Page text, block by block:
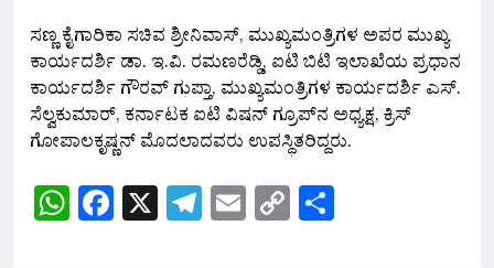
ಸಣ್ಣ ಕೈಗಾರಿಕಾ ಸಚಿವ ಶ್ರೀನಿವಾಸ್, ಮುಖ್ಯಮಂತ್ರಿಗಳ ಅಪರ ಮುಖ್ಯ
ಕಾರ್ಯದರ್ಶಿ ಡಾ. ಇ.ವಿ. ರಮಣರೆಡ್ಡಿ, ಐಟಿ ಬಿಟಿ ಇಲಾಖೆಯ ಪ್ರಧಾನ
ಕಾರ್ಯದರ್ಶಿ ಗೌರವ್ ಗುಪ್ತಾ, ಮುಖ್ಯಮಂತ್ರಿಗಳ ಕಾರ್ಯದರ್ಶಿ ಎಸ್.
ಸೆಲ್ವಕುಮಾರ್, ಕರ್ನಾಟಕ ಐಟಿ ವಿಷನ್ ಗ್ರೂಪ್‍ನ ಅಧ್ಯಕ್ಷ, ಕ್ರಿಸ್
ಗೋಪಾಲಕೃಷ್ಣನ್ ಮೊದಲಾದವರು ಉಪಸ್ಥಿತರಿದ್ದರು.
WhatsApp
Facebook
X Telegram
Email
Copy
Link